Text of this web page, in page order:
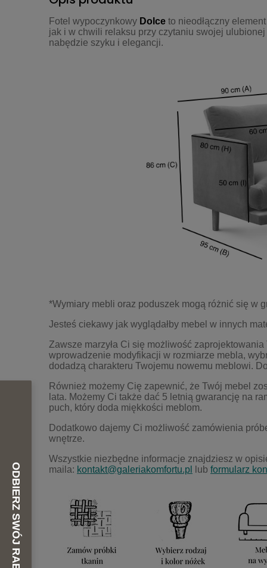
Fotel wypoczynkowy Dolce to nieodłączny
jak i w chwili relaksu przy czytaniu swojej
nabędzie szyku i elegancji.
*Wymiary mebli oraz poduszek mogą różnić się w
Jesteś ciekawy jak wyglądałby mebel w innych
Zawsze marzyła Ci się możliwość
wprowadzenie modyfikacji w rozmiarze mebla,
dodadzą charakteru Twojemu nowemu meblowi.
Również możemy Cię zapewnić, że Twój mebel
lata. Możemy Ci także dać 5 letnią gwarancję na
puch, który doda miękkości meblom.
Dodatkowo dajemy Ci możliwość zamówienia pró
wnętrze.
Wszystkie niezbędne informacje znajdziesz w
maila: kontakt@galeriakomfortu.pl lub formularz